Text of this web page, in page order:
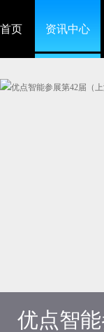
首页 资讯中心
优点智